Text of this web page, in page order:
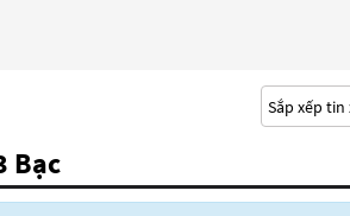
Bạc